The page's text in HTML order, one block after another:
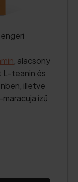
, alacsony
L-teanin és
illetve
ízű